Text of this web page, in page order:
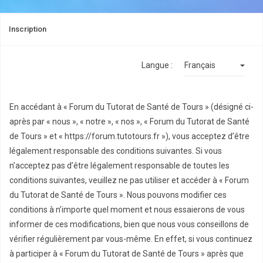
Inscription
Langue :
En accédant à « Forum du Tutorat de Santé de Tours » (désigné ci-
après par « nous », « notre », « nos », « Forum du Tutorat de Santé
de Tours » et « https://forum.tutotours.fr »), vous acceptez d’être
légalement responsable des conditions suivantes. Si vous
n’acceptez pas d’être légalement responsable de toutes les
conditions suivantes, veuillez ne pas utiliser et accéder à « Forum
du Tutorat de Santé de Tours ». Nous pouvons modifier ces
conditions à n’importe quel moment et nous essaierons de vous
informer de ces modifications, bien que nous vous conseillons de
vérifier régulièrement par vous-même. En effet, si vous continuez
à participer à « Forum du Tutorat de Santé de Tours » après que